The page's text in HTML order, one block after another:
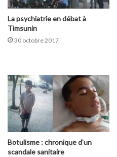
La psychiatrie en débat à
Timsunin
30 octobre 2017
Botulisme : chronique d’un
scandale sanitaire